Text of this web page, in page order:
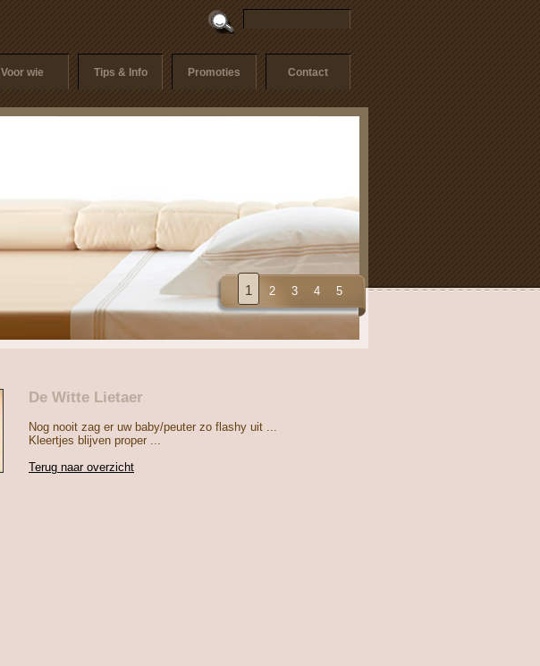
Voor wie Tips & Info Promoties Contact
1 2 3 4 5
De Witte Lietaer
Nog nooit zag er uw baby/peuter zo flashy uit ...
Kleertjes blijven proper ...
Terug naar overzicht